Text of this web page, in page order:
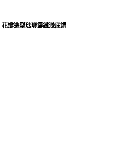
走,易於 保持食物的原汁原味。
安全衛生。
瓣造型琺瑯鑄鐵淺底鍋